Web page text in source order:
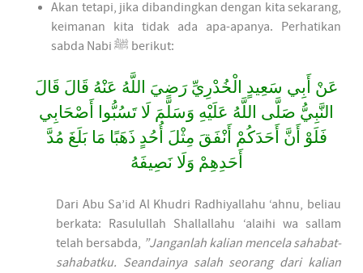
Akan tetapi, jika dibandingkan dengan kita sekarang,
keimanan kita tidak ada apa-apanya. Perhatikan
sabda Nabi ﷺ berikut:
عَنْ أَبِي سَعِيدٍ الْخُدْرِيِّ رَضِيَ اللَّهُ عَنْهُ قَالَ قَالَ
النَّبِيُّ صَلَّى اللَّهُ عَلَيْهِ وَسَلَّمَ لَا تَسُبُّوا أَصْحَابِي
فَلَوْ أَنَّ أَحَدَكُمْ أَنْفَقَ مِثْلَ أُحُدٍ ذَهَبًا مَا بَلَغَ مُدَّ
أَحَدِهِمْ وَلَا نَصِيفَهُ
Dari Abu Sa’id Al Khudri Radhiyallahu ‘ahnu, beliau
berkata: Rasulullah Shallallahu ‘alaihi wa sallam
telah bersabda, ”Janganlah kalian mencela sahabat-
sahabatku. Seandainya salah seorang dari kalian